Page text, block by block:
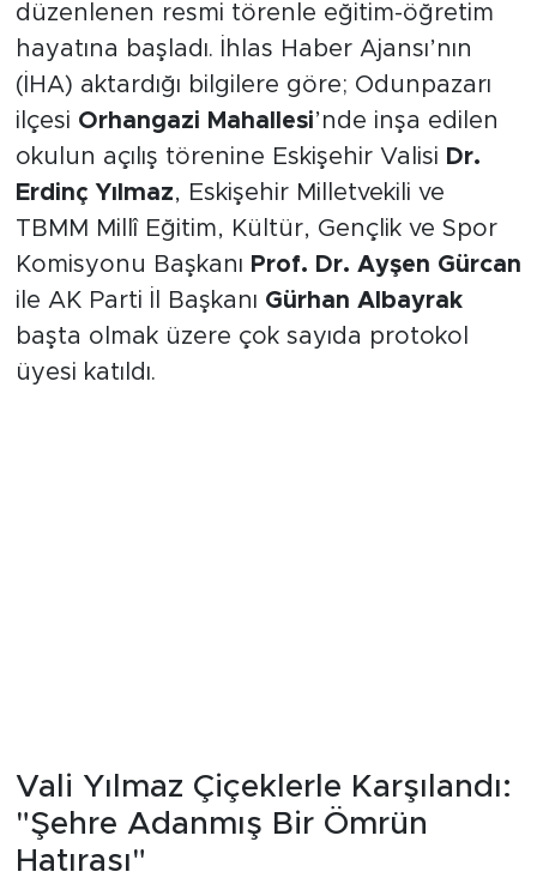
düzenlenen resmi törenle eğitim-öğretim
hayatına başladı. İhlas Haber Ajansı’nın
(İHA) aktardığı bilgilere göre; Odunpazarı
ilçesi Orhangazi Mahallesi’nde inşa edilen
okulun açılış törenine Eskişehir Valisi Dr.
Erdinç Yılmaz, Eskişehir Milletvekili ve
TBMM Millî Eğitim, Kültür, Gençlik ve Spor
Komisyonu Başkanı Prof. Dr. Ayşen Gürcan
ile AK Parti İl Başkanı Gürhan Albayrak
başta olmak üzere çok sayıda protokol
üyesi katıldı.
Vali Yılmaz Çiçeklerle Karşılandı:
"Şehre Adanmış Bir Ömrün
Hatırası"